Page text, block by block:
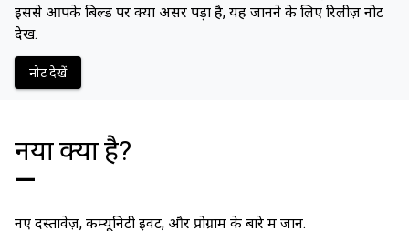
इससे आपके बिल्ड पर क्या असर पड़ा है, यह जानने के लिए रिलीज़ नोट
देखें.
नोट देखें
नया क्या है?
—
नए दस्तावेज़, कम्यूनिटी इवेंट, और प्रोग्राम के बारे में जानें.